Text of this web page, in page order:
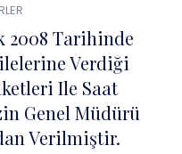
ŞUB
2008 Tarihinde
Verdiği
Ile Saat
Genel Müdürü
Verilmiştir.